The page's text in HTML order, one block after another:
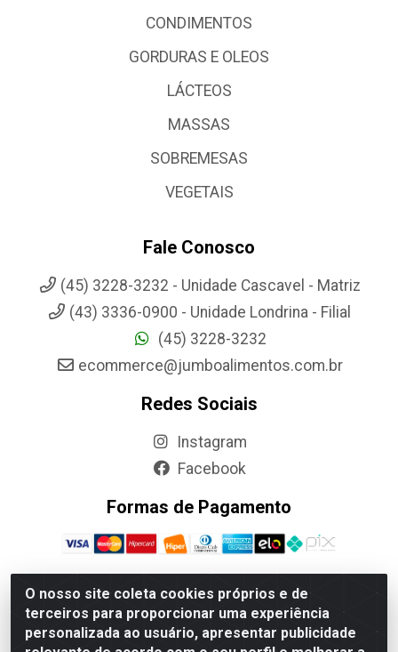
O nosso site coleta cookies próprios e de
terceiros para proporcionar uma experiência
personalizada ao usuário, apresentar publicidade
CONDIMENTOS
GORDURAS E OLEOS
LÁCTEOS
MASSAS
SOBREMESAS
VEGETAIS
Fale Conosco
(45) 3228-3232 - Unidade Cascavel - Matriz
(43) 3336-0900 - Unidade Londrina - Filial
(45) 3228-3232
ecommerce@jumboalimentos.com.br
Redes Sociais
Instagram
Facebook
Formas de Pagamento
Jumbo Alimentos Cascavel - Matriz - Rua Itatiba Do Sul, 161 -
Santos Dumont, Cascavel-PR - CEP 85804-700- CNPJ